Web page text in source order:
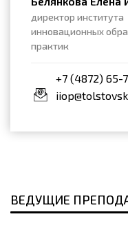
директор института
инновационных
практик
+7 (4872) 65-
ВЕДУЩИЕ